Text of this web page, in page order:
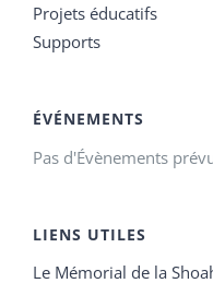
Projets éducatifs
Supports
ÉVÉNEMENTS
Pas d'Évènements
LIENS UTILES
Le Mémorial de la